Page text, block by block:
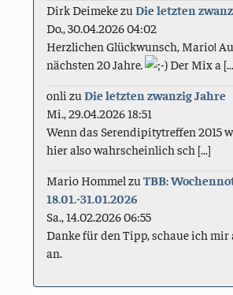
Dirk DeimekezuDie letzten
Do., 30.04.2026 04:02
Herzlichen Glückwunsch, Mario!
nächsten 20 Jahre.
Der Mix a
onli zuDie letzten zwanzig Jahre
Mi., 29.04.2026 18:51
Wenn das Serendipitytreffen 2015
hier also wahrscheinlich sch [...]
Mario Hommel zuTBB:
18.01.-31.01.2026
Sa., 14.02.2026 06:55
Danke für den Tipp, schaue ich mir
an.